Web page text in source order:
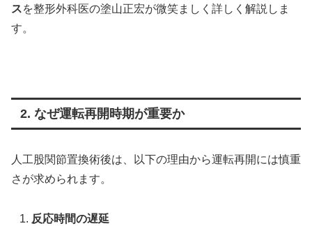
スを整形外科医の塗山正宏が微笑ましく詳しく解説しま
す。
2. なぜ運転再開時期が重要か
人工股関節置換術後は、以下の理由から運転再開には慎重
さが求められます。
反応時間の遅延